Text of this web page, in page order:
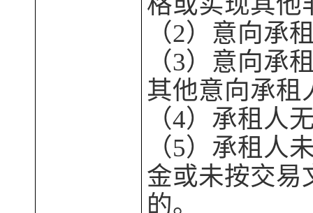
（2） 意向承
（3） 意向承
其他意向承租
（4） 承租人
（5） 承租人
金或未按交易
的。